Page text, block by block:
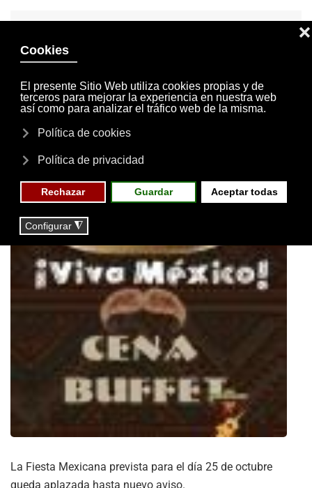
INVITACIONES
MI CUENTA
Noticias
FIESTA MEXICANA-APLAZADA
La Fiesta Mexicana prevista para el día 25 de octubre
queda aplazada hasta nuevo aviso.